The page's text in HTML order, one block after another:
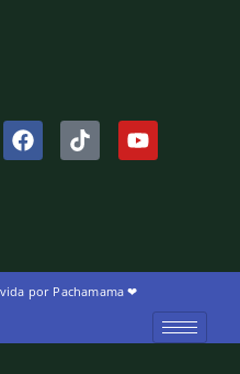
por Pachamama ❤